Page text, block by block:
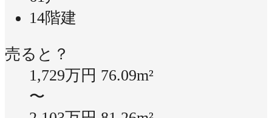
14階建
売ると？
1,729万円 76.09m²
〜